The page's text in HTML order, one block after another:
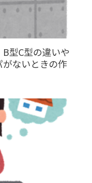
型C型の違いや
ないときの作